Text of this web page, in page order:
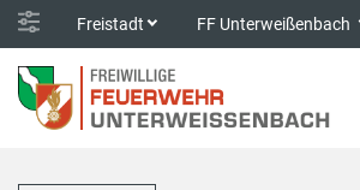
Freistadt FF Unterweißenbach